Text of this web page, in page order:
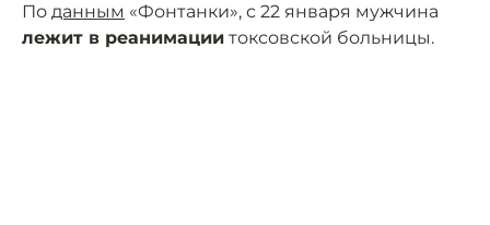
По данным «Фонтанки», с 22 января мужчина
лежит в реанимации токсовской больницы.